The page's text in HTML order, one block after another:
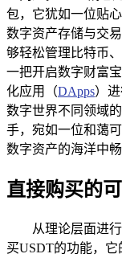
包，它犹如一位贴
数字资产存储与交
够轻松管理比特币
一把开启数字财富
化应用（DApps）
数字世界不同领域
手，宛如一位和蔼
数字资产的海洋中
直接购买的
从理论层面进
买USDT的功能，